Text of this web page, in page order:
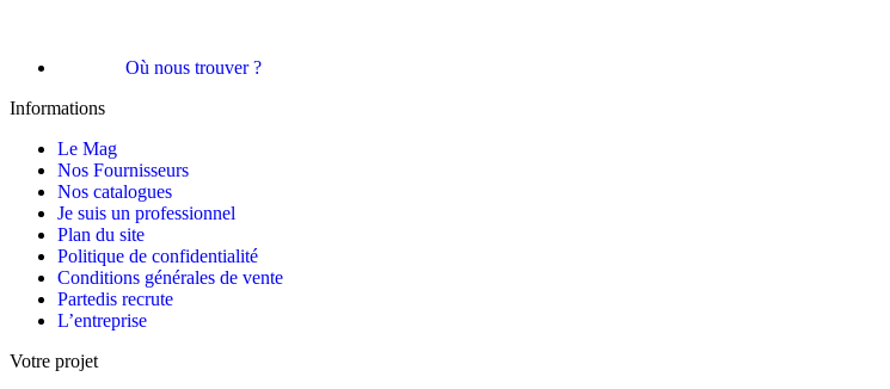
Où nous trouver ?
Informations
Le Mag
Nos Fournisseurs
Nos catalogues
Je suis un professionnel
Plan du site
Politique de confidentialité
Conditions générales de vente
Partedis recrute
L’entreprise
Votre projet